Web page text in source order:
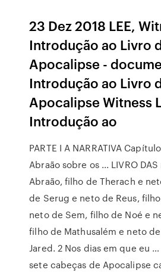
23 Dez 2018 LEE,
Introdução ao Livro
Apocalipse -
Introdução ao Livro
Apocalipse Witness
Introdução ao
PARTE I A NARRATIVA
Abraão sobre os ... LIVRO
Abraão, filho de Therach e
de Serug e neto de Reus,
neto de Sem, filho de Noé e
filho de Mathusalém e neto
Jared. 2 Nos dias em que eu
sete cabeças de Apocalipse